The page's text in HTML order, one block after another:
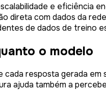
e eficiência
com dados da
de dados de treino
o modelo
resposta gerada em
ajuda também a